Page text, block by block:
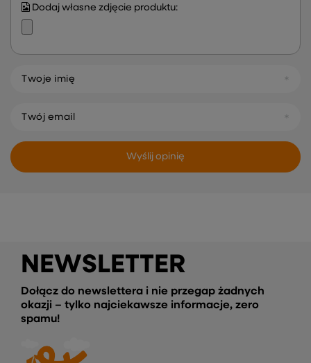
Dodaj własne zdjęcie produktu:
Twoje imię
Twój email
Wyślij opinię
NEWSLETTER
Dołącz do newslettera i nie przegap żadnych
okazji – tylko najciekawsze informacje, zero
spamu!